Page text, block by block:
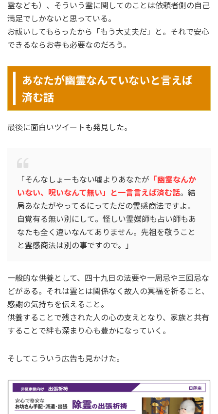
霊なども）、そういう霊に関してのことは依頼者側の自己
満足でしかないと思っている。
お祓いしてもらったから「もう大丈夫だ」と。それで安心
できるならお寺も必要なのだろう。
あなたが幽霊なんていないと言えば
済む話
最後に面白いツイートも発見した。
「そんなしょーもない嘘よりあなたが 「幽霊なんか
いない、呪いなんて無い」と一言言えば済む話。結
局あなたがやってるにってただの霊感商法ですよ。
自覚有る無い別にして。怪しい霊媒師も占い師もあ
なたも全く違いなんてありません。先祖を敬うこと
と霊感商法は別の事ですので。」
一般的な供養として、四十九日の法要や一周忌や三回忌な
どがある。それは霊とは関係なく故人の冥福を祈ること、
感謝の気持ちを伝えること。
供養することで残された人の心の支えとなり、家族と共有
することで絆も深まり心も豊かになっていく。
そしてこういう広告も見かけた。